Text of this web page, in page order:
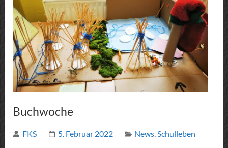
Buchwoche
FKS 5. Februar 2022 News Schulleben